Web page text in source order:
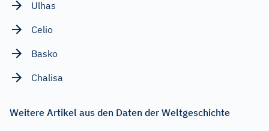
Ulhas
Celio
Basko
Chalisa
Weitere Artikel aus den Daten der Weltgeschichte